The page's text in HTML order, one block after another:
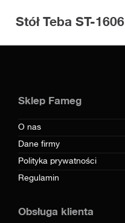
Stół Teba ST-1606
Sklep Fameg
O nas
Dane firmy
Polityka prywatności
Regulamin
Obsługa klienta